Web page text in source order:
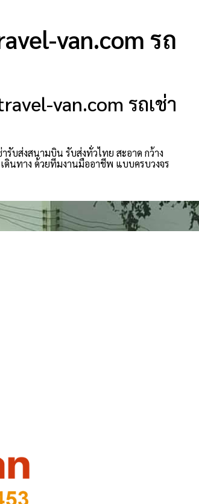
van.com รถ
van.com รถเช่า
บส่งสนามบิน รับส่งทั่วไทย สะอาด กว้าง
ดินทาง ด้วยทีมงานมืออาชีพ แบบครบวงจร